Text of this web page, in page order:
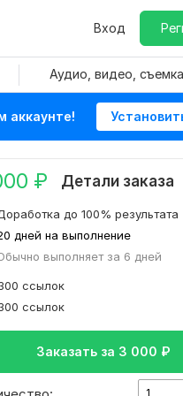
Вход
Аудио, видео, съемка
аккаунте!
₽ Детали заказа
дней на выполнение
до 100% результата
выполняет за 6 дней
ссылок
ссылок
Заказать за 3 000 ₽
1